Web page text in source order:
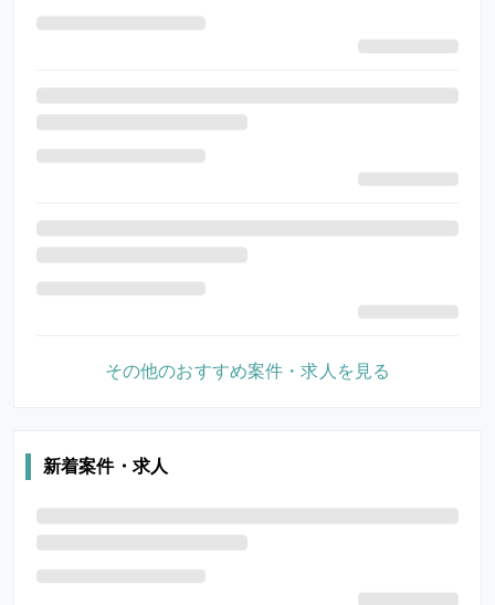
その他のおすすめ案件・求人を見る
新着案件・求人